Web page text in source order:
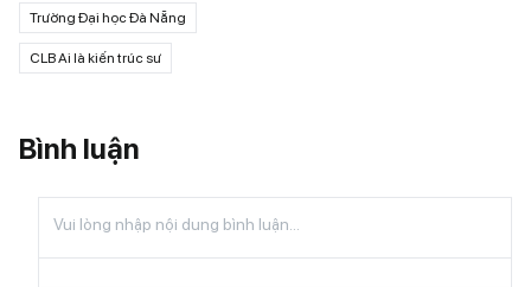
Trường Đại học Đà Nẵng
CLB Ai là kiến trúc sư
Bình luận